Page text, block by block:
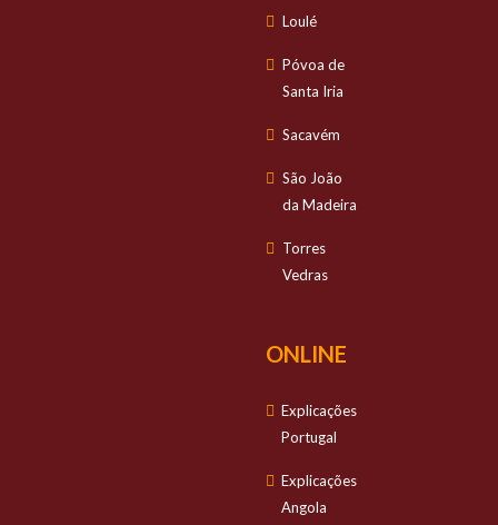
Loulé
Póvoa de
Santa Iria
Sacavém
São João
da Madeira
Torres
Vedras
ONLINE
Explicações
Portugal
Explicações
Angola